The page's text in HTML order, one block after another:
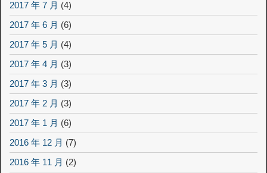
2017 年 7 月 (4)
2017 年 6 月 (6)
2017 年 5 月 (4)
2017 年 4 月 (3)
2017 年 3 月 (3)
2017 年 2 月 (3)
2017 年 1 月 (6)
2016 年 12 月 (7)
2016 年 11 月 (2)